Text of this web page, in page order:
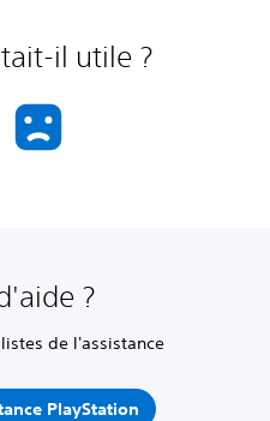
il utile ?
?
de l'assistance
PlayStation